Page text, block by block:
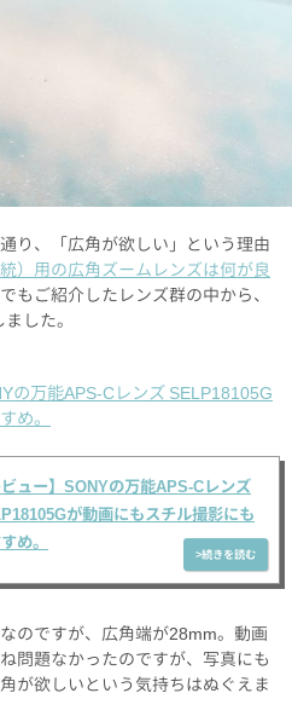
り、「広角が欲しい」という理由
）用の広角ズームレンズは何が良
でもご紹介したレンズ群の中から、
した。
の万能APS-Cレンズ SELP18105G
め。
ビュー】SONYの万能APS-Cレンズ
が動画にもスチル撮影にも
め。
のですが、広角端が28mm。動画
問題なかったのですが、写真にも
が欲しいという気持ちはぬぐえま